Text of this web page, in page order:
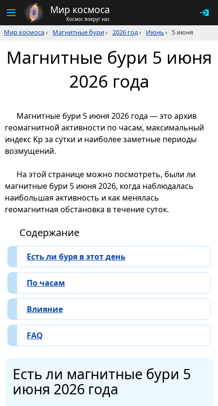
Мир космоса
Космос вокруг нас
Мир космоса› Магнитные бури› 2026 год› Июнь › 5 июня
Магнитные бури 5 июня
2026 года
Магнитные бури 5 июня 2026 года — это архив
геомагнитной активности по часам, максимальный
индекс Kp за сутки и наиболее заметные периоды
возмущений.
На этой странице можно посмотреть, были ли
магнитные бури 5 июня 2026, когда наблюдалась
наибольшая активность и как менялась
геомагнитная обстановка в течение суток.
Содержание
Есть ли буря в этот день
По часам
Влияние
FAQ
Есть ли магнитные бури 5
июня 2026 года